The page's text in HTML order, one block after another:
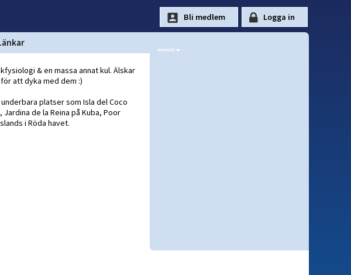
& en massa annat kul. Älskar
att dyka med dem :)
platser som Isla del Coco
de la Reina på Kuba, Poor
i Röda havet.